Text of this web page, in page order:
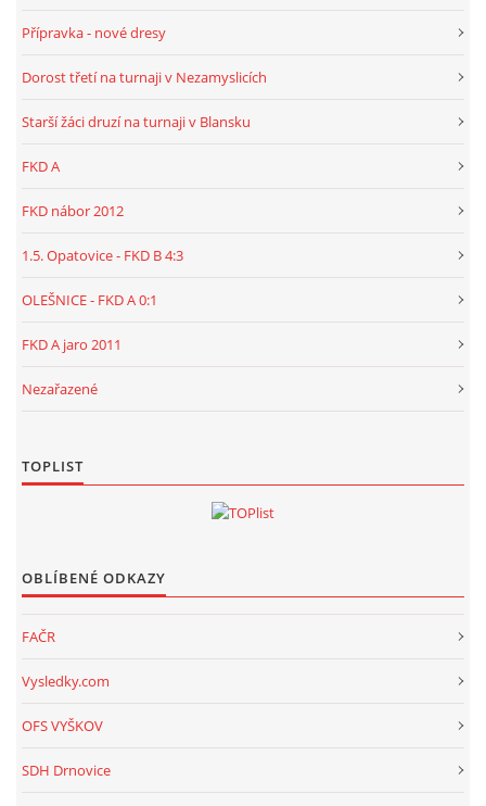
Přípravka - nové dresy
Dorost třetí na turnaji v Nezamyslicích
Starší žáci druzí na turnaji v Blansku
FKD A
FKD nábor 2012
1.5. Opatovice - FKD B 4:3
OLEŠNICE - FKD A 0:1
FKD A jaro 2011
Nezařazené
TOPLIST
OBLÍBENÉ ODKAZY
FAČR
Vysledky.com
OFS VYŠKOV
SDH Drnovice